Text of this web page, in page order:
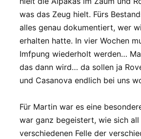
was das Zeug hielt. Fürs
alles genau dokumentiert, wer
erhalten hatte. In vier Wochen
Imfpung wiederholt werden…
das dann wird… da sollen ja
und Casanova endlich bei uns
Für Martin war es eine
war ganz begeistert, wie sich
verschiedenen Felle der